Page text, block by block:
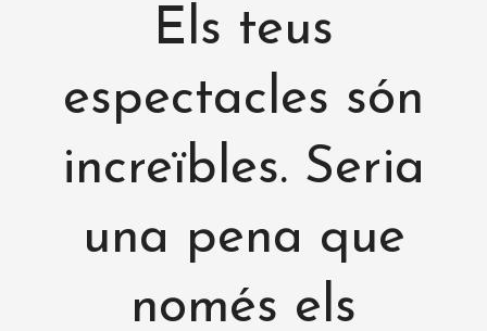
Els teus
espectacles són
increïbles. Seria
una pena que
només els